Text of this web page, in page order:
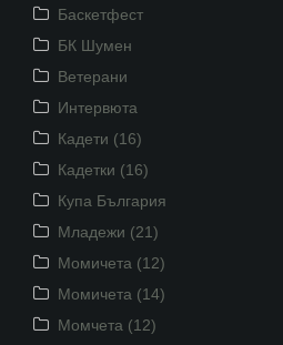
Баскетфест
БК Шумен
Ветерани
Интервюта
Кадети (16)
Кадетки (16)
Купа България
Младежи (21)
Момичета (12)
Момичета (14)
Момчета (12)